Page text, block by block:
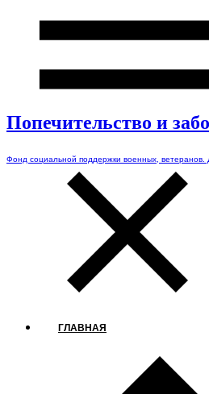
Попечительство и
Фонд социальной поддержки военных, ветеранов.
ГЛАВНАЯ